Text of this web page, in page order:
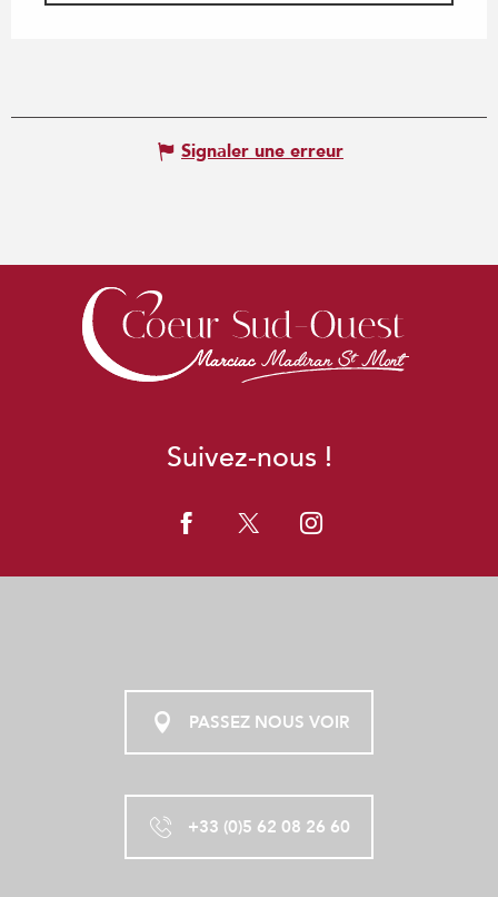
Signaler une erreur
Suivez-nous !
PASSEZ NOUS VOIR
+33 (0)5 62 08 26 60